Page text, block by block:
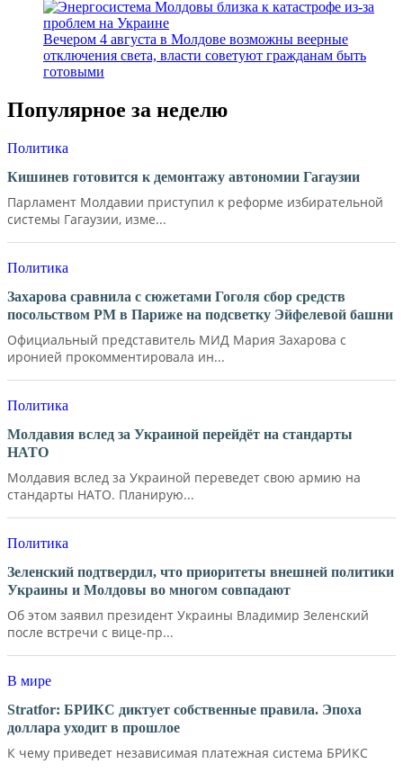
Вечером 4 августа в Молдове возможны веерные
отключения света, власти советуют гражданам быть
готовыми
Популярное за неделю
Политика
Кишинев готовится к демонтажу автономии Гагаузии
Парламент Молдавии приступил к реформе избирательной
системы Гагаузии, изме...
Политика
Захарова сравнила с сюжетами Гоголя сбор средств
посольством РМ в Париже на подсветку Эйфелевой башни
Официальный представитель МИД Мария Захарова с
иронией прокомментировала ин...
Политика
Молдавия вслед за Украиной перейдёт на стандарты
НАТО
Молдавия вслед за Украиной переведет свою армию на
стандарты НАТО. Планирую...
Политика
Зеленский подтвердил, что приоритеты внешней политики
Украины и Молдовы во многом совпадают
Об этом заявил президент Украины Владимир Зеленский
после встречи с вице-пр...
В мире
Stratfor: БРИКС диктует собственные правила. Эпоха
доллара уходит в прошлое
К чему приведет независимая платежная система БРИКС